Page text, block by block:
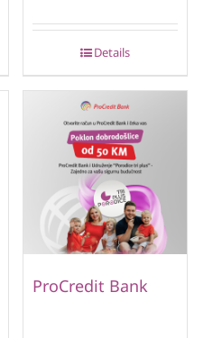
Details
ProCredit Bank